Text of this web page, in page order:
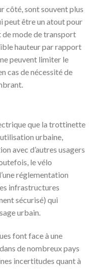
côté, sont souvent plus
peut être un atout pour
de mode de transport
hauteur par rapport
peuvent limiter le
cas de nécessité de
que la trottinette
urbaine,
avec d’autres usagers
le vélo
réglementation
infrastructures
sécurisé) qui
urbain.
font face à une
de nombreux pays
incertitudes quant à